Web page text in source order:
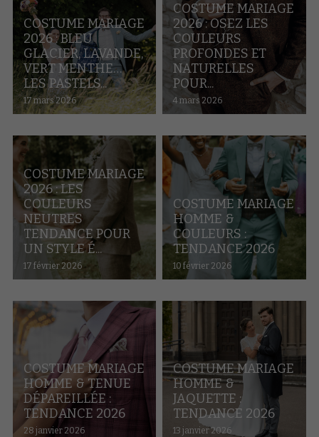
COSTUME MARIAGE
2026 : BLEU
GLACIER, LAVANDE,
VERT MENTHE…
LES PASTELS...
17 mars 2026
COSTUME MARIAGE
2026 : OSEZ LES
COULEURS
PROFONDES ET
NATURELLES
POUR...
4 mars 2026
COSTUME MARIAGE
2026 : LES
COULEURS
NEUTRES
TENDANCE POUR
UN STYLE É...
17 février 2026
COSTUME MARIAGE
HOMME &
COULEURS :
TENDANCE 2026
10 février 2026
COSTUME MARIAGE
HOMME & TENUE
DÉPAREILLÉE :
TENDANCE 2026
28 janvier 2026
COSTUME MARIAGE
HOMME &
JAQUETTE :
TENDANCE 2026
13 janvier 2026